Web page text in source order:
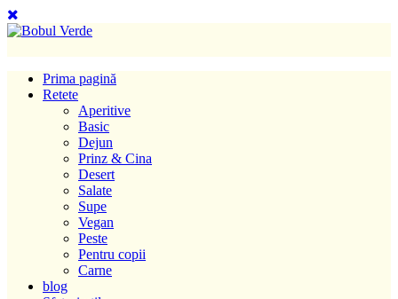
Prima pagină
Retete
Aperitive
Basic
Dejun
Prinz & Cina
Desert
Salate
Supe
Vegan
Peste
Pentru copii
Carne
blog